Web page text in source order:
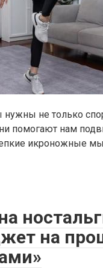
не только
помогают нам
икроножные
на